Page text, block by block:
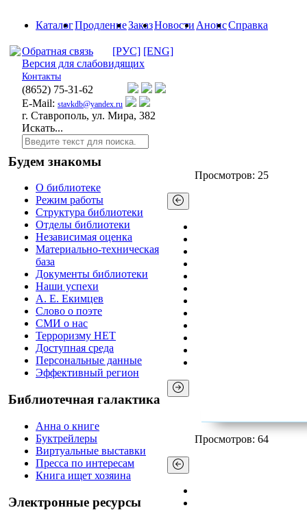
КаталогПродлениеЗаказНовости АнонсСправка
Обратная связь [РУС] [ENG]
Версия для слабовидящих
Контакты
(8652) 75-31-62
E-Mail: stavkdb@yandex.ru
г. Ставрополь, ул. Мира, 382
Искать...
Будем знакомы
О библиотеке
Режим работы
Структура библиотеки
Отделы библиотеки
Независимая оценка
Материально-техническая
база
Документы библиотеки
Наши успехи
А. Е. Екимцев
Слово о поэте
СМИ о нас
Терроризму НЕТ
Доступная среда
Персональные данные
Эффективный регион
Библиотечная галактика
Анна о книге
Буктрейлеры
Виртуальные выставки
Пресса по интересам
Книга ищет хозяина
Электронные ресурсы
Просмотров: 25
Просмотров: 64